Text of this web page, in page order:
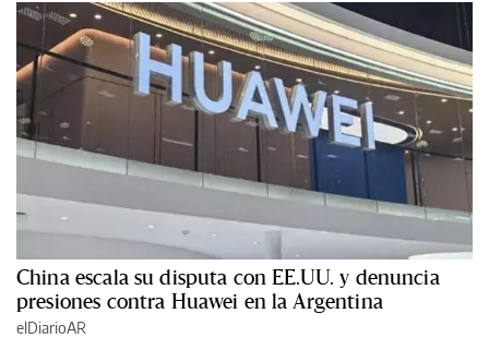
China escala su disputa con EE.UU. y denuncia
presiones contra Huawei en la Argentina
elDiarioAR